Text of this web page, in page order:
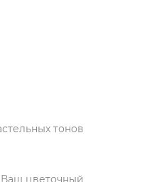
тонов
цветочный